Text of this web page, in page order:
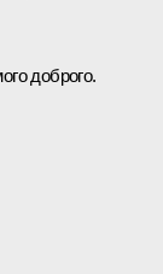
доброго.